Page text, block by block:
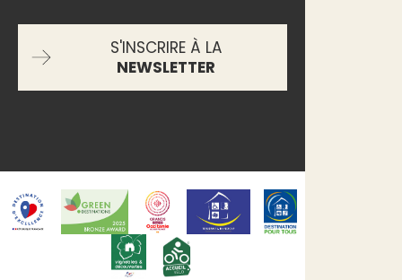
S'INSCRIRE À LA
NEWSLETTER